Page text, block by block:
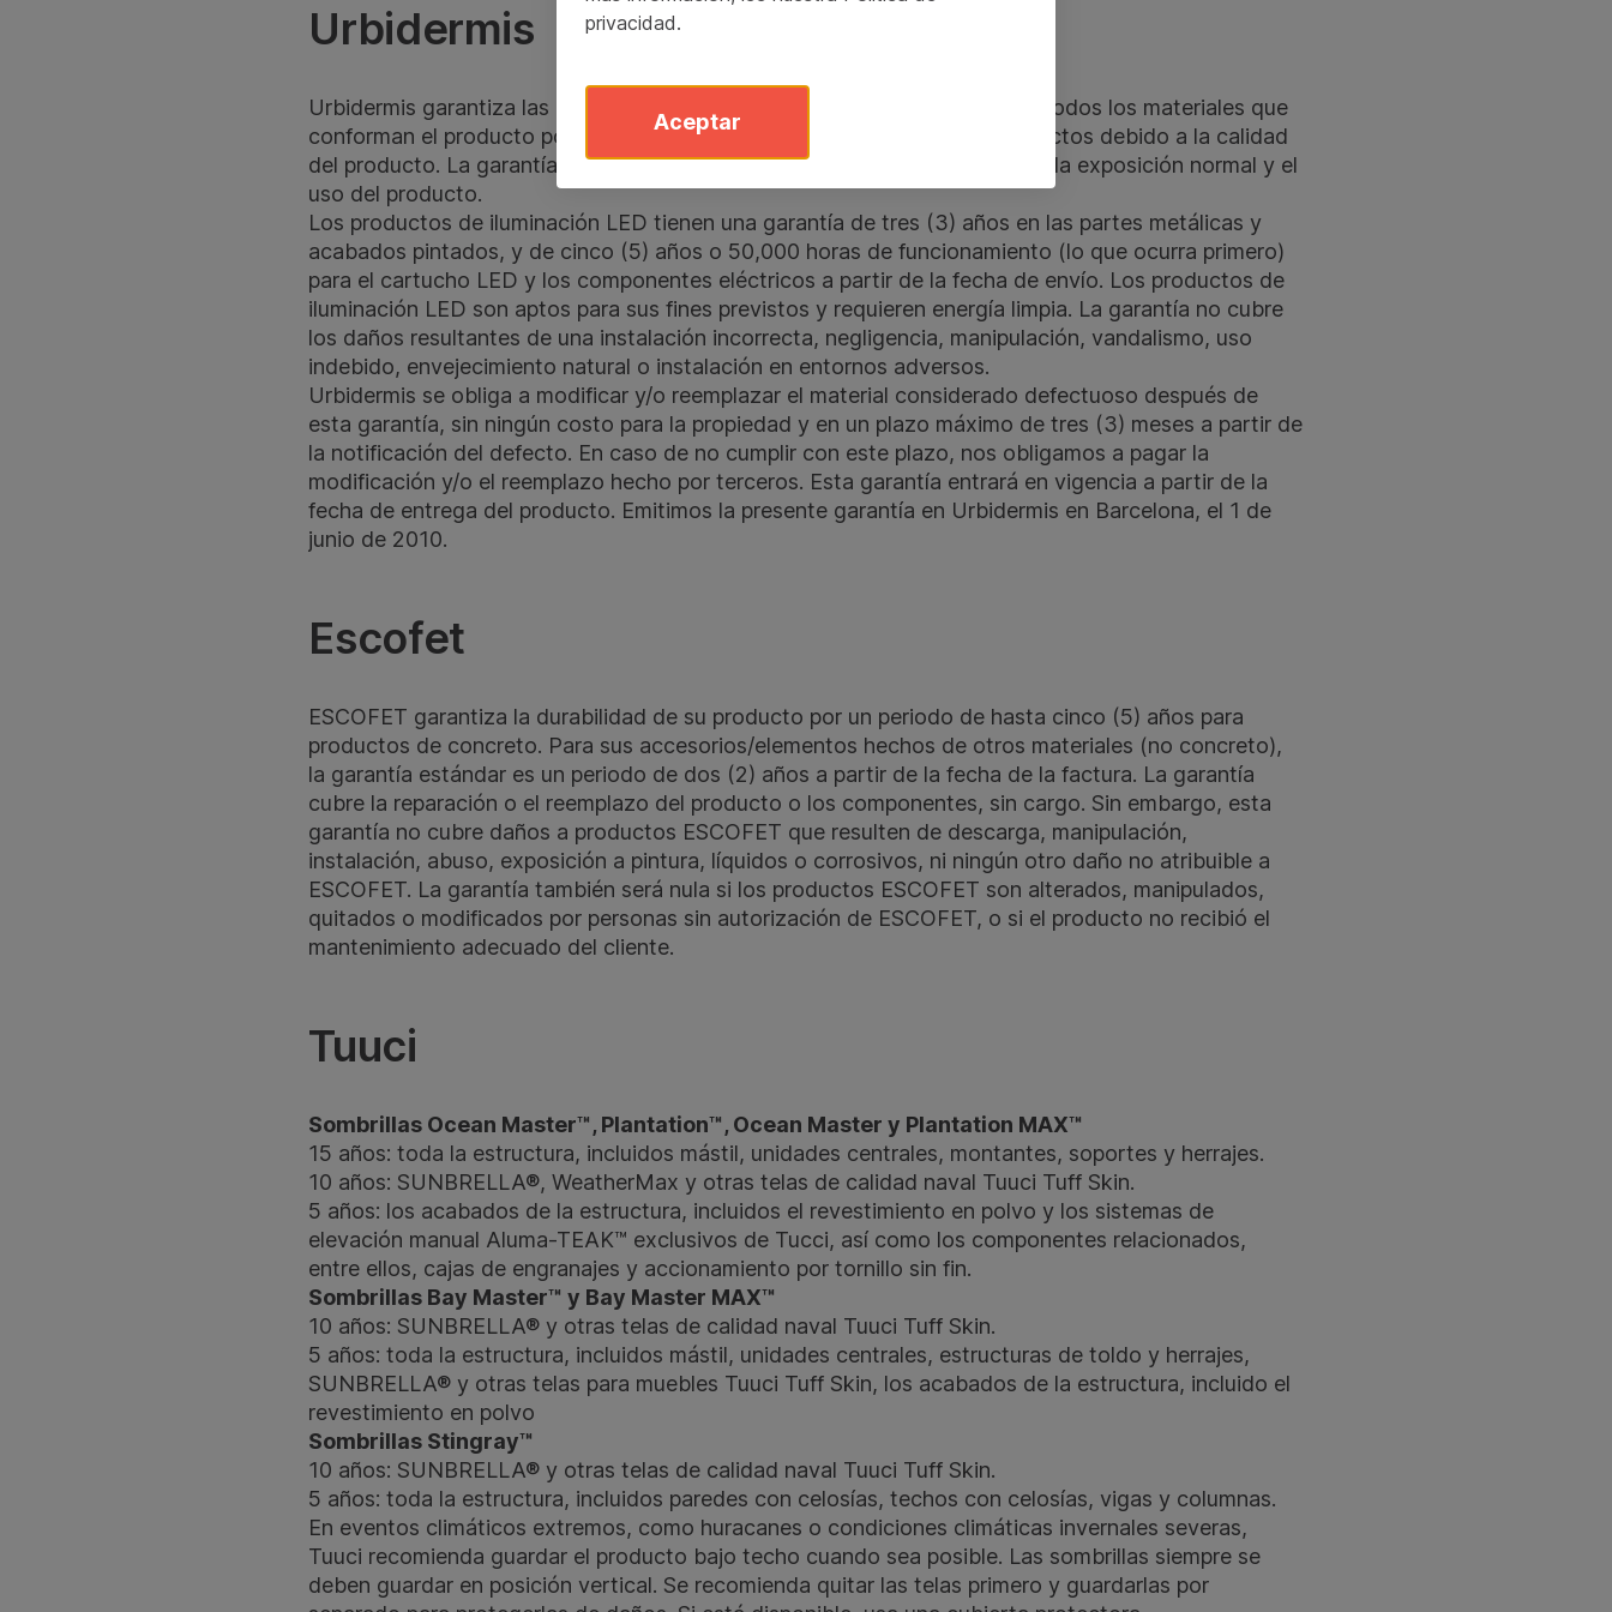
Urbidermis
Urbidermis garantiza las características de rendimiento y composición de todos los materiales que
conforman el producto por un período de tres años. La garantía cubre defectos debido a la calidad
del producto. La garantía excluye defectos causados por razones fuera de la exposición normal y el
uso del producto.
Los productos de iluminación LED tienen una garantía de tres (3) años en las partes metálicas y
acabados pintados, y de cinco (5) años o 50,000 horas de funcionamiento (lo que ocurra primero)
para el cartucho LED y los componentes eléctricos a partir de la fecha de envío. Los productos de
iluminación LED son aptos para sus fines previstos y requieren energía limpia. La garantía no cubre
los daños resultantes de una instalación incorrecta, negligencia, manipulación, vandalismo, uso
indebido, envejecimiento natural o instalación en entornos adversos.
Urbidermis se obliga a modificar y/o reemplazar el material considerado defectuoso después de
esta garantía, sin ningún costo para la propiedad y en un plazo máximo de tres (3) meses a partir de
la notificación del defecto. En caso de no cumplir con este plazo, nos obligamos a pagar la
modificación y/o el reemplazo hecho por terceros. Esta garantía entrará en vigencia a partir de la
fecha de entrega del producto. Emitimos la presente garantía en Urbidermis en Barcelona, el 1 de
junio de 2010.
Escofet
ESCOFET garantiza la durabilidad de su producto por un periodo de hasta cinco (5) años para
productos de concreto. Para sus accesorios/elementos hechos de otros materiales (no concreto),
la garantía estándar es un periodo de dos (2) años a partir de la fecha de la factura. La garantía
cubre la reparación o el reemplazo del producto o los componentes, sin cargo. Sin embargo, esta
garantía no cubre daños a productos ESCOFET que resulten de descarga, manipulación,
instalación, abuso, exposición a pintura, líquidos o corrosivos, ni ningún otro daño no atribuible a
ESCOFET. La garantía también será nula si los productos ESCOFET son alterados, manipulados,
quitados o modificados por personas sin autorización de ESCOFET, o si el producto no recibió el
mantenimiento adecuado del cliente.
Tuuci
Sombrillas Ocean Master™, Plantation™, Ocean Master y Plantation MAX™
15 años: toda la estructura, incluidos mástil, unidades centrales, montantes, soportes y herrajes.
10 años: SUNBRELLA®, WeatherMax y otras telas de calidad naval Tuuci Tuff Skin.
5 años: los acabados de la estructura, incluidos el revestimiento en polvo y los sistemas de
elevación manual Aluma-TEAK™ exclusivos de Tucci, así como los componentes relacionados,
entre ellos, cajas de engranajes y accionamiento por tornillo sin fin.
Sombrillas Bay Master™ y Bay Master MAX™
10 años: SUNBRELLA® y otras telas de calidad naval Tuuci Tuff Skin.
5 años: toda la estructura, incluidos mástil, unidades centrales, estructuras de toldo y herrajes,
SUNBRELLA® y otras telas para muebles Tuuci Tuff Skin, l​​​​os acabados de la estructura, incluido el
revestimiento en polvo​​​​​​​
Sombrillas Stingray™
10 años: SUNBRELLA® y otras telas de calidad naval Tuuci Tuff Skin.
5 años: toda la estructura, incluidos paredes con celosías, techos con celosías, vigas y columnas.
En eventos climáticos extremos, como huracanes o condiciones climáticas invernales severas,
Tuuci recomienda guardar el producto bajo techo cuando sea posible. Las sombrillas siempre se
deben guardar en posición vertical. Se recomienda quitar las telas primero y guardarlas por
privacidad.
Aceptar